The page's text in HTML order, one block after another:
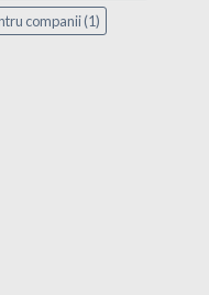
companii(1)